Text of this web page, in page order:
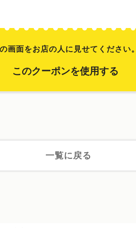
画面をお店の人に見せてください。
このクーポンを使用する
一覧に戻る